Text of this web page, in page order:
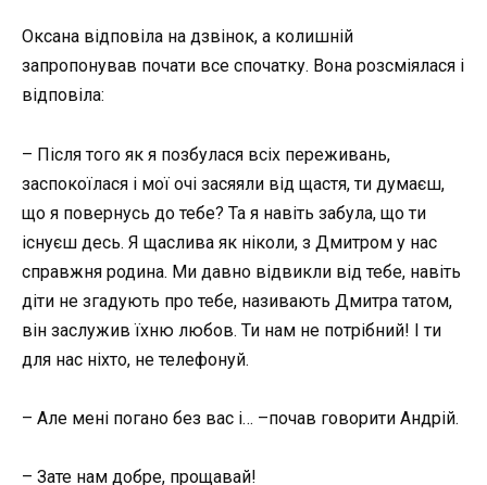
Оксана відповіла на дзвінок, а колишній
запропонував почати все спочатку. Вона розсміялася і
відповіла:
– Після того як я позбулася всіх переживань,
заспокоїлася і мої очі засяяли від щастя, ти думаєш,
що я повернусь до тебе? Та я навіть забула, що ти
існуєш десь. Я щаслива як ніколи, з Дмитром у нас
справжня родина. Ми давно відвикли від тебе, навіть
діти не згадують про тебе, називають Дмитра татом,
він заслужив їхню любов. Ти нам не потрібний! І ти
для нас ніхто, не телефонуй.
– Але мені погано без вас і… –почав говорити Андрій.
– Зате нам добре, прощавай!